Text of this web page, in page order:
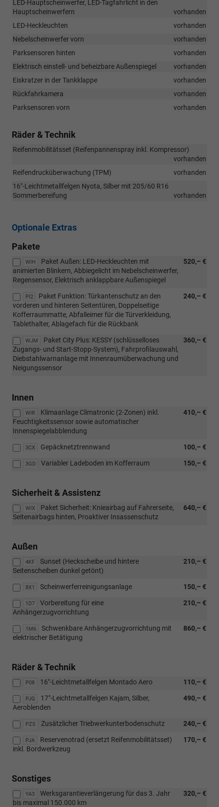
LED-Hauptscheinwerfer, LED-Tagfahrlicht in den
Hauptscheinwerfern
vorhanden
LED-Heckleuchten
vorhanden
Nebelscheinwerfer vorn
vorhanden
Parksensoren hinten
vorhanden
Elektrisch einstell- und beheizbare Außenspiegel
vorhanden
Eiskratzer in der Tankklappe
vorhanden
Rückfahrkamera
vorhanden
Parksensoren vorn
vorhanden
Räder & Technik
Reifenmobilitätsset (Reifenpannenspray inkl. Kompressor)
vorhanden
Reifendrucküberwachung (TPM)
vorhanden
16"-Leichtmetallfelgen Nyota, Silber mit 205/60 R16
Sommerbereifung
vorhanden
Optionale Extras
Pakete
WIH 520,– €
Paket Außen: LED-Heckleuchten mit
animierten Blinkern, Abbiegelicht im Nebelscheinwerfer,
Regensensor, Elektrisch anklappbare Außenspiegel
PI2 240,– €
Paket Funktion: Türkantenschutz an den
vorderen und hinteren Seitentüren, Doppelseitige
Kofferraummatte, Abfalleimer für die Türverkleidung,
Tablethalter, Ablagefach für die Rückbank
WJM 360,– €
Paket City Plus: KESSY (schlüsselloses
Zugangs- und Start-Stopp-System), Fahrprofilauswahl,
Diebstahlwarnanlage mit Innenraumüberwachung und
Neigungssensor
Innen
WIR 410,– €
Klimaanlage Climatronic (2-Zonen) inkl.
Feuchtigkeitssensor sowie automatischer
Innenspiegelabblendung
3CX 100,– €
Gepäcknetztrennwand
3GD 150,– €
Variabler Ladeboden im Kofferraum
Sicherheit & Assistenz
WIX 640,– €
Paket Sicherheit: Knieairbag auf Fahrerseite,
Seitenairbags hinten, Proaktiver Insassenschutz
Außen
4KF 210,– €
Sunset (Heckscheibe und hintere
Seitenscheiben dunkel getönt)
8X1 150,– €
Scheinwerferreinigungsanlage
1D7 210,– €
Vorbereitung für eine
Anhängerzugvorrichtung
1M6 860,– €
Schwenkbare Anhängerzugvorrichtung mit
elektrischer Betätigung
Räder & Technik
P08 110,– €
16"-Leichtmetallfelgen Montado Aero
PJG 490,– €
17"-Leichtmetallfelgen Kajam, Silber,
Aeroblenden
PZS 240,– €
Zusätzlicher Triebwerkunterbodenschutz
PJA 170,– €
Reservenotrad (ersetzt Reifenmobilitätsset)
inkl. Bordwerkzeug
Sonstiges
YA3 320,– €
Werksgarantieverlängerung für das 3. Jahr
bis maximal 150.000 km